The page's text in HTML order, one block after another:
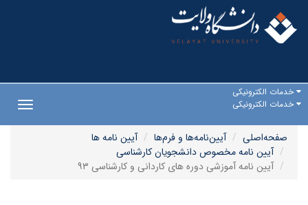
خدمات الکترونیکی
خدمات الکترونیکی
صفحه‌اصلی
آیین‌نامه‌ها و فرم‌ها
آیین نامه ها
آیین نامه مخصوص دانشجویان کارشناسی
آیین نامه آموزشی دوره های کاردانی و کارشناسی ۹۳